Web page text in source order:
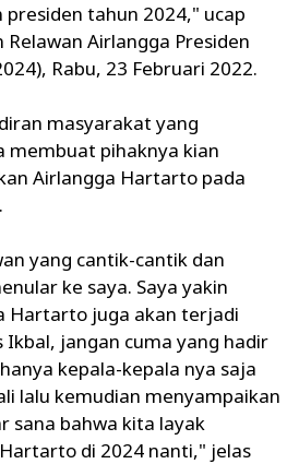
tahun 2024," ucap
Airlangga Presiden
Rabu, 23 Februari 2022.
masyarakat yang
membuat pihaknya kian
Airlangga Hartarto pada
yang cantik-cantik dan
ke saya. Saya yakin
Hartarto juga akan terjadi
Ikbal, jangan cuma yang hadir
kepala-kepala nya saja
lalu kemudian menyampaikan
sana bahwa kita layak
di 2024 nanti," jelas